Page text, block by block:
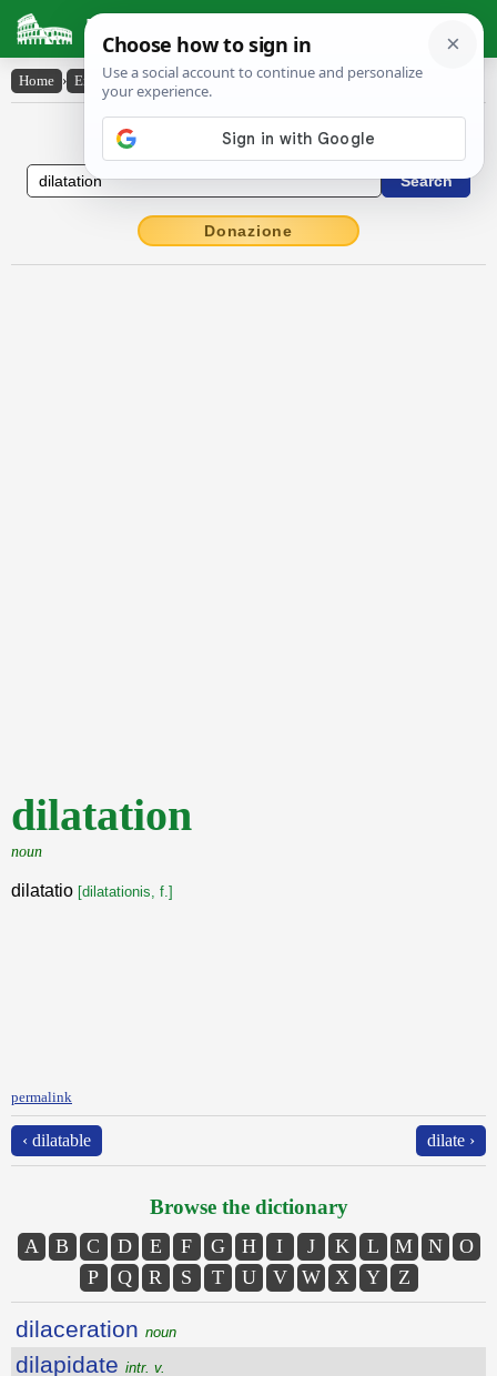
Latin Dictionary
Home › English-Latin › dilatation
English to Latin Dictionary
Donazione
dilatation
noun
dilatatio [dilatationis, f.]
permalink
‹ dilatable dilate ›
Browse the dictionary
A B C D E F G H I J K L M N
O
P
Q R S T U V W X Y Z
dilaceration noun
dilapidate intr. v.